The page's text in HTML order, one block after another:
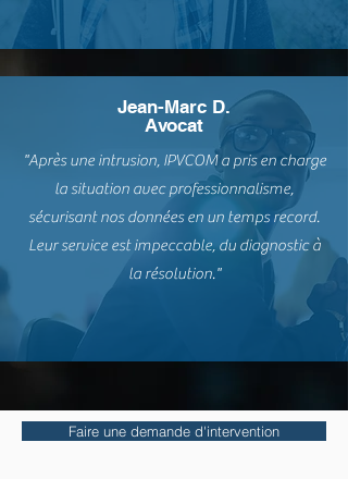
Jean-Marc D.
Avocat
"Après une intrusion, IPVCOM a pris en charge
la situation avec professionnalisme,
sécurisant nos données en un temps record.
Leur service est impeccable, du diagnostic à
la résolution."
Faire une demande d'intervention